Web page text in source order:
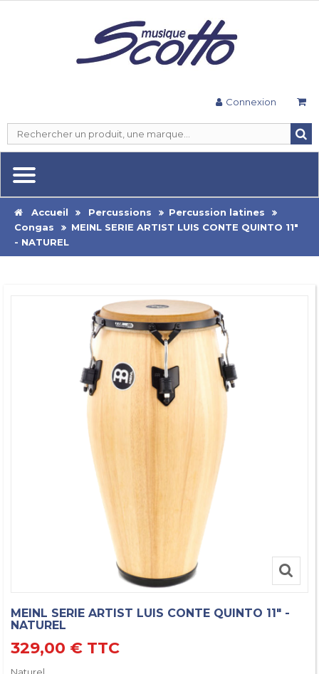
Connexion
Accueil Percussions
Percussion latines
Congas
MEINL SERIE ARTIST LUIS CONTE QUINTO 11"
- NATUREL
MEINL SERIE ARTIST LUIS CONTE QUINTO 11" -
NATUREL
329,00 € TTC
Naturel